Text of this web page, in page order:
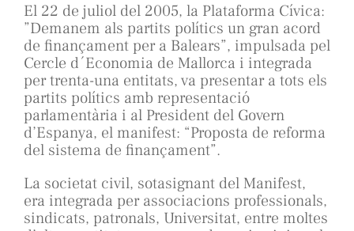
El 22 de juliol del 2005, la Plataforma Cívica:
”Demanem als partits polítics un gran acord
de finançament per a Balears”, impulsada pel
Cercle d´Economia de Mallorca i integrada
per trenta-una entitats, va presentar a tots els
partits polítics amb representació
parlamentària i al President del Govern
d’Espanya, el manifest: “Proposta de reforma
del sistema de finançament”.
La societat civil, sotasignant del Manifest,
era integrada per associacions professionals,
sindicats, patronals, Universitat, entre moltes